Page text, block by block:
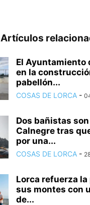
Artículos
El Ayuntamiento
en la
pabellón...
COSAS DE LORCA -
Dos bañistas
Calnegre tras
por una...
COSAS DE LORCA -
Lorca refuerza
sus montes con
de...